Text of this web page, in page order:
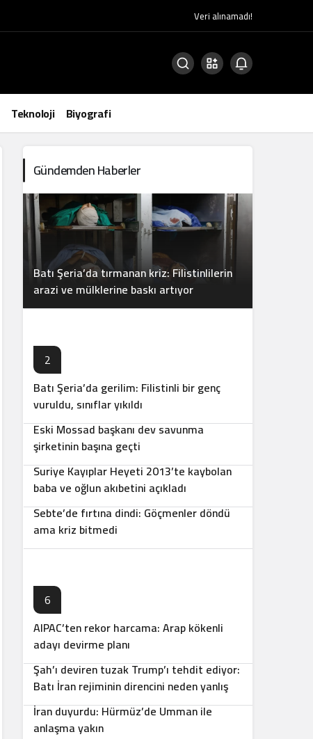
Veri alınamadı!
Teknoloji Biyografi
Gündemden Haberler
Batı Şeria’da tırmanan kriz: Filistinlilerin
arazi ve mülklerine baskı artıyor
2
Batı Şeria’da gerilim: Filistinli bir genç
vuruldu, sınıflar yıkıldı
3
Eski Mossad başkanı dev savunma
şirketinin başına geçti
4
Suriye Kayıplar Heyeti 2013’te kaybolan
baba ve oğlun akıbetini açıkladı
5
Sebte’de fırtına dindi: Göçmenler döndü
ama kriz bitmedi
6
AIPAC’ten rekor harcama: Arap kökenli
adayı devirme planı
7
Şah’ı deviren tuzak Trump’ı tehdit ediyor:
Batı İran rejiminin direncini neden yanlış
anlıyor
8
İran duyurdu: Hürmüz’de Umman ile
anlaşma yakın
9